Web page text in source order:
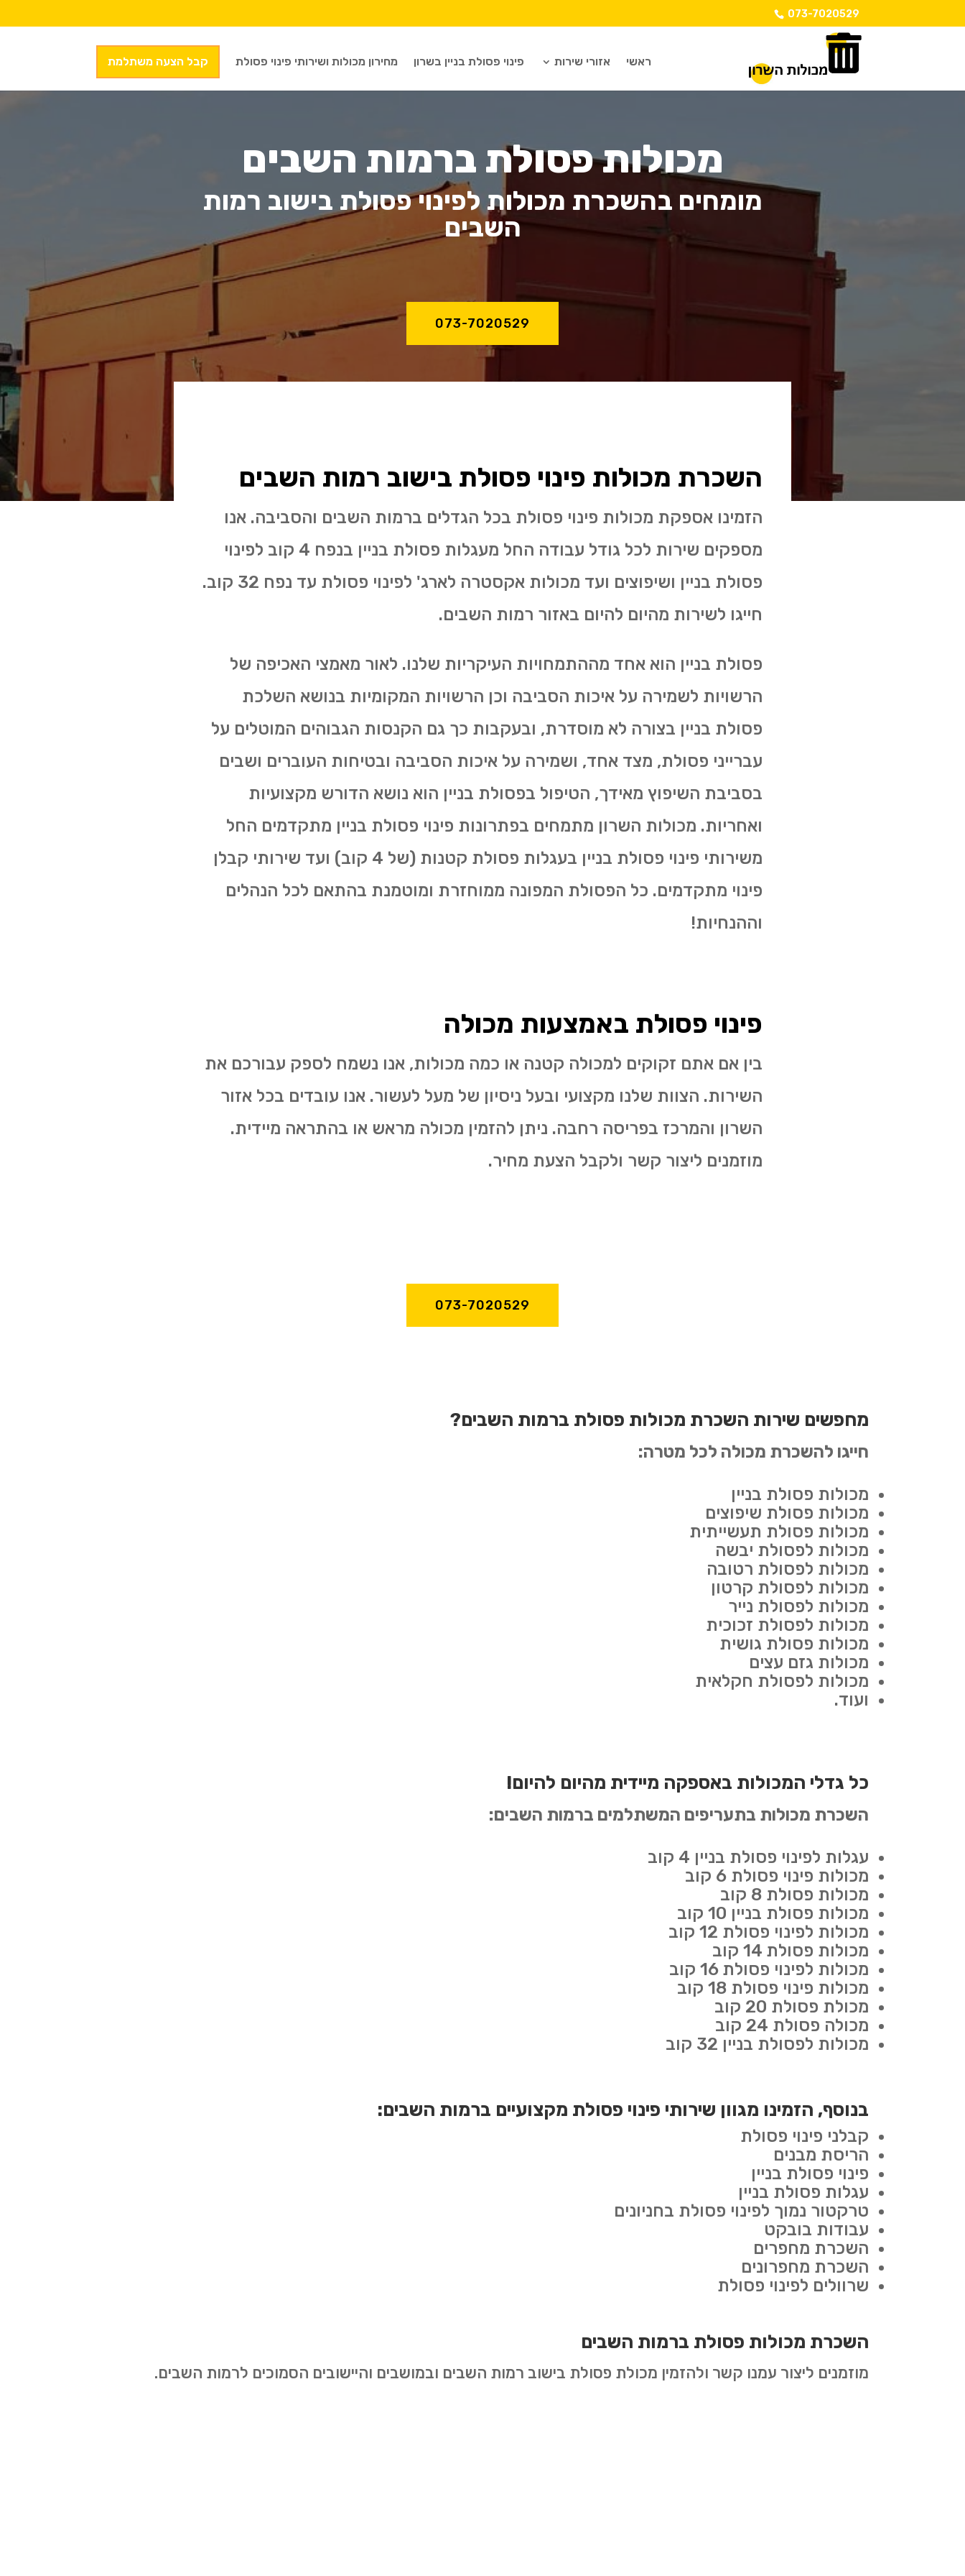
073-7020529
ראשי אזורי שירות פינוי פסולת בניין בשרון מחירון מכולות ושירותי פינוי פסולת קבל הצעה משתלמת
מכולות פסולת ברמות השבים
מומחים בהשכרת מכולות לפינוי פסולת בישוב רמות
השבים
073-7020529
השכרת מכולות פינוי פסולת בישוב רמות השבים
הזמינו אספקת מכולות פינוי פסולת בכל הגדלים ברמות השבים והסביבה. אנו
מספקים שירות לכל גודל עבודה החל מעגלות פסולת בניין בנפח 4 קוב לפינוי
פסולת בניין ושיפוצים ועד מכולות אקסטרה לארג' לפינוי פסולת עד נפח 32 קוב.
חייגו לשירות מהיום להיום באזור רמות השבים.
פסולת בניין הוא אחד מההתמחויות העיקריות שלנו. לאור מאמצי האכיפה של
הרשויות לשמירה על איכות הסביבה וכן הרשויות המקומיות בנושא השלכת
פסולת בניין בצורה לא מוסדרת, ובעקבות כך גם הקנסות הגבוהים המוטלים על
עברייני פסולת, מצד אחד, ושמירה על איכות הסביבה ובטיחות העוברים ושבים
בסביבת השיפוץ מאידך, הטיפול בפסולת בניין הוא נושא הדורש מקצועיות
ואחריות. מכולות השרון מתמחים בפתרונות פינוי פסולת בניין מתקדמים החל
משירותי פינוי פסולת בניין בעגלות פסולת קטנות (של 4 קוב) ועד שירותי קבלן
פינוי מתקדמים. כל הפסולת המפונה ממוחזרת ומוטמנת בהתאם לכל הנהלים
וההנחיות!
פינוי פסולת באמצעות מכולה
בין אם אתם זקוקים למכולה קטנה או כמה מכולות, אנו נשמח לספק עבורכם את
השירות. הצוות שלנו מקצועי ובעל ניסיון של מעל לעשור. אנו עובדים בכל אזור
השרון והמרכז בפריסה רחבה. ניתן להזמין מכולה מראש או בהתראה מיידית.
מוזמנים ליצור קשר ולקבל הצעת מחיר.
073-7020529
מחפשים שירות השכרת מכולות פסולת ברמות השבים?
חייגו להשכרת מכולה לכל מטרה:
מכולות פסולת בניין
מכולות פסולת שיפוצים
מכולות פסולת תעשייתית
מכולות לפסולת יבשה
מכולות לפסולת רטובה
מכולות לפסולת קרטון
מכולות לפסולת נייר
מכולות לפסולת זכוכית
מכולות פסולת גושית
מכולות גזם עצים
מכולות לפסולת חקלאית
ועוד.
כל גדלי המכולות באספקה מיידית מהיום להיום!
השכרת מכולות בתעריפים המשתלמים ברמות השבים:
עגלות לפינוי פסולת בניין 4 קוב
מכולות פינוי פסולת 6 קוב
מכולות פסולת 8 קוב
מכולות פסולת בניין 10 קוב
מכולות לפינוי פסולת 12 קוב
מכולות פסולת 14 קוב
מכולות לפינוי פסולת 16 קוב
מכולות פינוי פסולת 18 קוב
מכולת פסולת 20 קוב
מכולה פסולת 24 קוב
מכולות לפסולת בניין 32 קוב
בנוסף, הזמינו מגוון שירותי פינוי פסולת מקצועיים ברמות השבים:
קבלני פינוי פסולת
הריסת מבנים
פינוי פסולת בניין
עגלות פסולת בניין
טרקטור נמוך לפינוי פסולת בחניונים
עבודות בובקט
השכרת מחפרים
השכרת מחפרונים
שרוולים לפינוי פסולת
השכרת מכולות פסולת ברמות השבים
מוזמנים ליצור עמנו קשר ולהזמין מכולת פסולת בישוב רמות השבים ובמושבים והיישובים הסמוכים לרמות השבים.